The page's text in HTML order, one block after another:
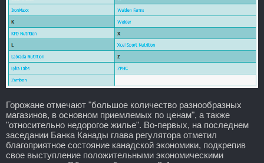
Горожане отмечают "большое количество разнообразных
магазинов, в основном приемлемых по ценам", а также
"относительно недорогое жилье". Во-первых, на последнем
заседании Банка Канады глава регулятора отметил
благоприятное состояние канадской экономики, подкрепив
свое выступление положительными экономическими